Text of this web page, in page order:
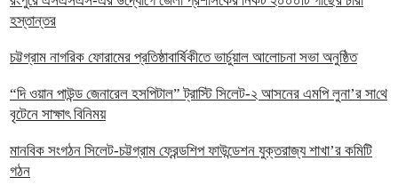
হস্তান্তর
চট্টগ্রাম নাগরিক ফোরামের প্রতিষ্ঠাবার্ষিকীতে ভার্চুয়াল আলোচনা সভা অনুষ্ঠিত
“দি ওয়ান পাউন্ড জেনারেল হসপিটাল” ট্রাস্টি সিলেট-২ আসনের এমপি লুনা’র সা‌থে
বৃটেনে সাক্ষাৎ বিনিময়
মানবিক সংগঠন সিলেট-চট্টগ্রাম ফ্রেন্ডশিপ ফাউন্ডেশন যুক্তরাজ্য শাখা’র কমিটি
গঠন